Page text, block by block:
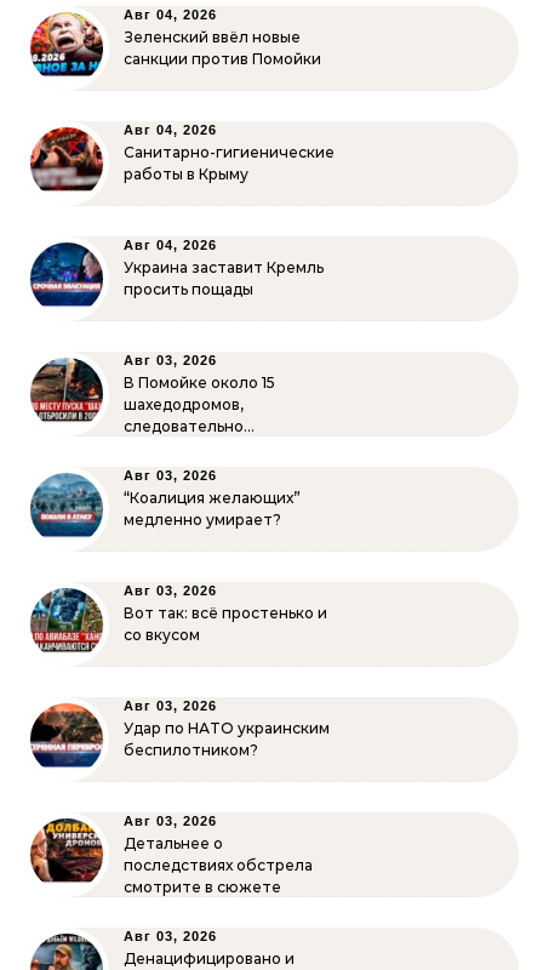
Авг 04, 2026
Зеленский ввёл новые
санкции против Помойки
Авг 04, 2026
Санитарно-гигиенические
работы в Крыму
Авг 04, 2026
Украина заставит Кремль
просить пощады
Авг 03, 2026
В Помойке около 15
шахедодромов,
следовательно…
Авг 03, 2026
“Коалиция желающих”
медленно умирает?
Авг 03, 2026
Вот так: всё простенько и
со вкусом
Авг 03, 2026
Удар по НАТО украинским
беспилотником?
Авг 03, 2026
Детальнее о
последствиях обстрела
смотрите в сюжете
Авг 03, 2026
Денацифицировано и